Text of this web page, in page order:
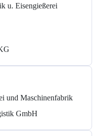
u. Eisengießerei
und Maschinenfabrik
GmbH